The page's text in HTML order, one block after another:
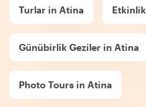
Turlar in Atina
Günübirlik Geziler in Atina
Photo Tours in Atina